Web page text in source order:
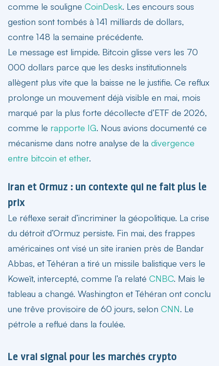
comme le souligne CoinDesk. Les encours sous
gestion sont tombés à 141 milliards de dollars,
contre 148 la semaine précédente.
Le message est limpide. Bitcoin glisse vers les 70
000 dollars parce que les desks institutionnels
allègent plus vite que la baisse ne le justifie. Ce reflux
prolonge un mouvement déjà visible en mai, mois
marqué par la plus forte décollecte d’ETF de 2026,
comme le rapporte IG. Nous avions documenté ce
mécanisme dans notre analyse de la divergence
entre bitcoin et ether.
Iran et Ormuz : un contexte qui ne fait plus le
prix
Le réflexe serait d’incriminer la géopolitique. La crise
du détroit d’Ormuz persiste. Fin mai, des frappes
américaines ont visé un site iranien près de Bandar
Abbas, et Téhéran a tiré un missile balistique vers le
Koweït, intercepté, comme l’a relaté CNBC. Mais le
tableau a changé. Washington et Téhéran ont conclu
une trêve provisoire de 60 jours, selon CNN. Le
pétrole a reflué dans la foulée.
Le vrai signal pour les marchés crypto